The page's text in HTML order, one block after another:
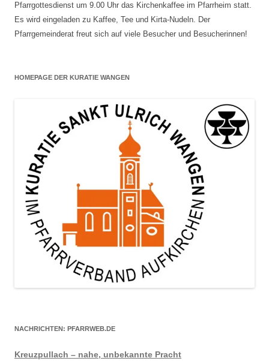
Pfarrgottesdienst um 9.00 Uhr das Kirchenkaffee im Pfarrheim statt.
Es wird eingeladen zu Kaffee, Tee und Kirta-Nudeln. Der
Pfarrgemeinderat freut sich auf viele Besucher und Besucherinnen!
HOMEPAGE DER KURATIE WANGEN
NACHRICHTEN: PFARRWEB.DE
Kreuzpullach – nahe, unbekannte Pracht